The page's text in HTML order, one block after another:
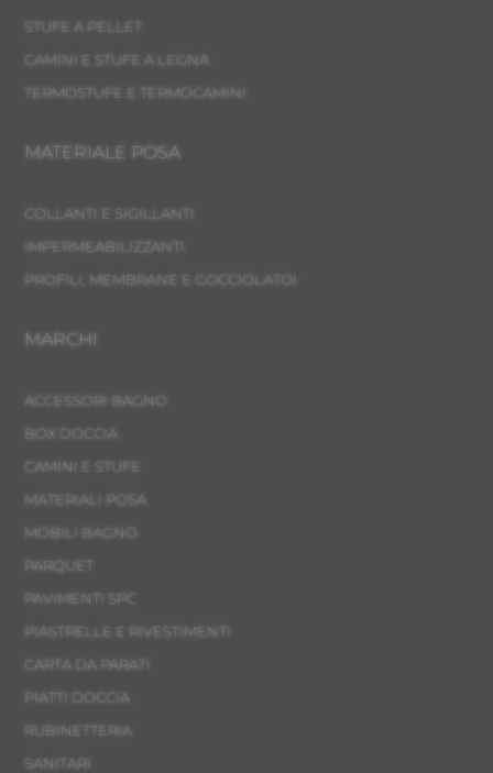
STUFE A PELLET
CAMINI E STUFE A LEGNA
TERMOSTUFE E TERMOCAMINI
MATERIALE POSA
COLLANTI E SIGILLANTI
IMPERMEABILIZZANTI
PROFILI, MEMBRANE E GOCCIOLATOI
MARCHI
ACCESSORI BAGNO
BOX DOCCIA
CAMINI E STUFE
MATERIALI POSA
MOBILI BAGNO
PARQUET
PAVIMENTI SPC
PIASTRELLE E RIVESTIMENTI
CARTA DA PARATI
PIATTI DOCCIA
RUBINETTERIA
SANITARI